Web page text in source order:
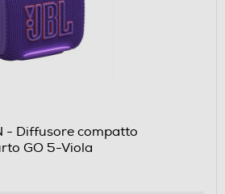
- Diffusore compatto
GO 5-Viola